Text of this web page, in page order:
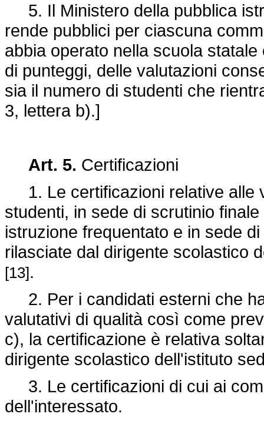
5. Il Ministero della pubblica
rende pubblici per ciascuna
abbia operato nella scuola
di punteggi, delle valutazioni
sia il numero di studenti che
3, lettera b).]
Art. 5. Certificazioni
1. Le certificazioni relative alle
studenti, in sede di scrutinio
istruzione frequentato e in sede
rilasciate dal dirigente scolastico
[13].
2. Per i candidati esterni che
valutativi di qualità così come
c), la certificazione è relativa
dirigente scolastico dell'istituto
3. Le certificazioni di cui ai
dell'interessato.